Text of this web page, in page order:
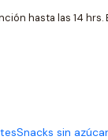
Snacks sin azúcar
hasta las 14 hrs.